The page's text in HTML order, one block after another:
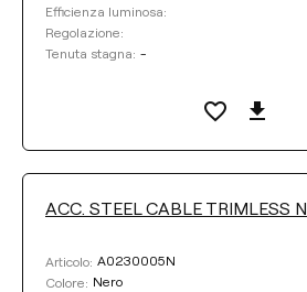
Efficienza luminosa:
Regolazione:
Tenuta stagna: -
ACC. STEEL CABLE TRIMLESS N
Articolo: A0230005N
Colore: Nero